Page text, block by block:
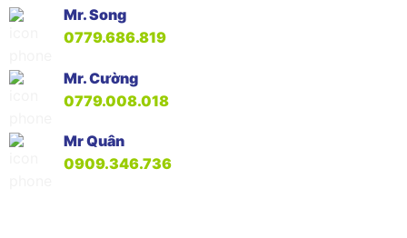
Mr. Song
0779.686.819
Mr. Cường
0779.008.018
Mr Quân
0909.346.736